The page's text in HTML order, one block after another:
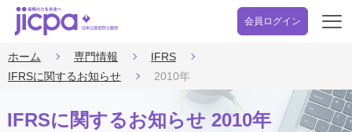
会員ログイン
開
ホーム 専門情報
IFRS
IFRSに関するお知らせ
2010年
IFRSに関するお知らせ 2010年